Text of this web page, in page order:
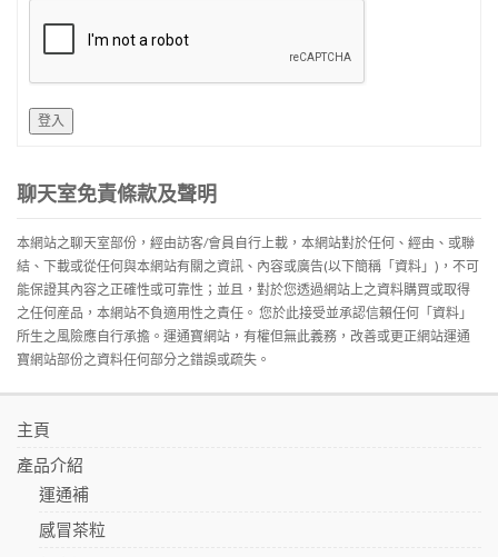
登入
聊天室免責條款及聲明
本網站之聊天室部份，經由訪客/會員自行上載，本網站對於任何、經由、或聯
結、下載或從任何與本網站有關之資訊、內容或廣告(以下簡稱「資料」)，不可
能保證其內容之正確性或可靠性；並且，對於您透過網站上之資料購買或取得
之任何産品，本網站不負適用性之責任。 您於此接受並承認信賴任何「資料」
所生之風險應自行承擔。運通寶網站，有權但無此義務，改善或更正網站運通
寶網站部份之資料任何部分之錯誤或疏失。
主頁
產品介紹
運通補
感冒茶粒